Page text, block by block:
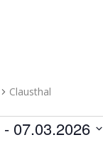
Clausthal
- 07.03.2026